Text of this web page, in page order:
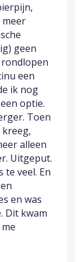
geen
een
ik nog
optie.
Toen
alleen
Uitgeput.
te veel. En
en was
Dit kwam